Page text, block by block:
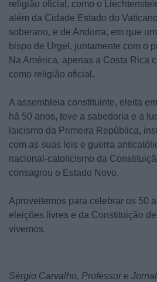
religião oficial, como o
além da Cidade Estado do
soberano, e de Andorra, em que
bispo de Urgel, juntamente com o
Na América, apenas a Costa Rica
como religião oficial.
A assembleia constituinte, eleita
há 50 anos, teve a sabedoria e a
laicismo da Primeira República,
com as suas leis e guerra
nacional-catolicismo da
consagrou o Estado Novo.
Aproveitemos para celebrar os 50
eleições livres e da Constituição
vivemos.
Sérgio Carvalho, Professor e